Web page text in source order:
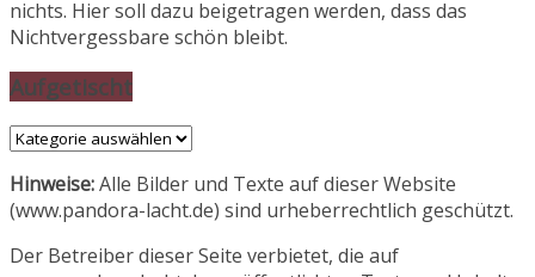
nichts. Hier soll dazu beigetragen werden, dass das
Nichtvergessbare schön bleibt.
Aufgetischt
Aufgetischt
Hinweise:Alle Bilder und Texte auf dieser Website
(www.pandora-lacht.de) sind urheberrechtlich geschützt.
Der Betreiber dieser Seite verbietet, die auf